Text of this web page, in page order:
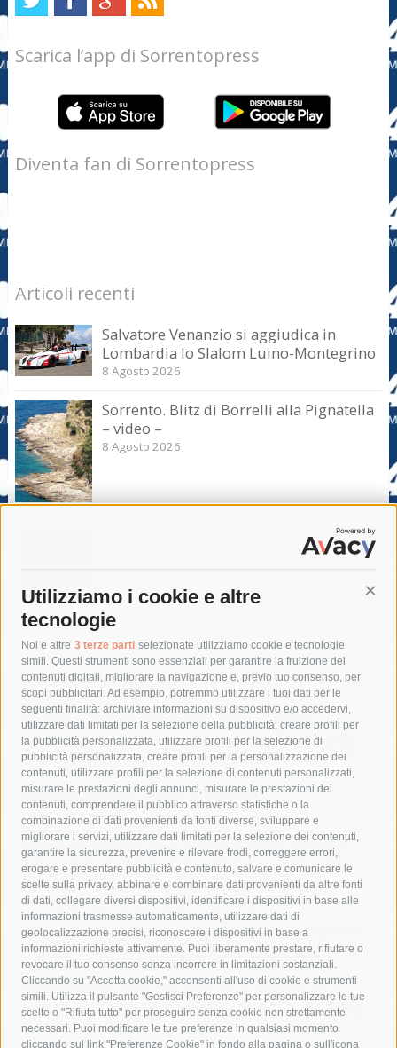
Utilizziamo i cookie e altre
tecnologie
Noi e altre 3 terze parti selezionate utilizziamo cookie e tecnologie
simili. Questi strumenti sono essenziali per garantire la fruizione dei
contenuti digitali, migliorare la navigazione e, previo tuo consenso, per
scopi pubblicitari. Ad esempio, potremmo utilizzare i tuoi dati per le
seguenti finalità: archiviare informazioni su dispositivo e/o accedervi,
utilizzare dati limitati per la selezione della pubblicità, creare profili per
la pubblicità personalizzata, utilizzare profili per la selezione di
pubblicità personalizzata, creare profili per la personalizzazione dei
contenuti, utilizzare profili per la selezione di contenuti personalizzati,
misurare le prestazioni degli annunci, misurare le prestazioni dei
contenuti, comprendere il pubblico attraverso statistiche o la
combinazione di dati provenienti da fonti diverse, sviluppare e
migliorare i servizi, utilizzare dati limitati per la selezione dei contenuti,
garantire la sicurezza, prevenire e rilevare frodi, correggere errori,
erogare e presentare pubblicità e contenuto, salvare e comunicare le
scelte sulla privacy, abbinare e combinare dati provenienti da altre fonti
di dati, collegare diversi dispositivi, identificare i dispositivi in base alle
informazioni trasmesse automaticamente, utilizzare dati di
geolocalizzazione precisi, riconoscere i dispositivi in base a
informazioni richieste attivamente. Puoi liberamente prestare, rifiutare o
revocare il tuo consenso senza incorrere in limitazioni sostanziali.
Cliccando su "Accetta cookie," acconsenti all'uso di cookie e strumenti
simili. Utilizza il pulsante "Gestisci Preferenze" per personalizzare le tue
scelte o "Rifiuta tutto" per proseguire senza cookie non strettamente
necessari. Puoi modificare le tue preferenze in qualsiasi momento
cliccando sul link "Preferenze Cookie" in fondo alla pagina o sull'icona
Scarica l’app di Sorrentopress
Diventa fan di Sorrentopress
Articoli recenti
Salvatore Venanzio si aggiudica in
Lombardia lo Slalom Luino-Montegrino
8 Agosto 2026
Sorrento. Blitz di Borrelli alla Pignatella
– video –
8 Agosto 2026
Sorrento. Le denunce: Bivacchi e rifiuti
8 Agosto 2026
Tag
acqua allerta meteo
anas
area marina protetta di punta campanella
arresto
Asl Napoli 3 sud
capitaneria di porto capri
carabinieri
castellammare di stabia
circumvesuviana
comune di sorrento
concerto
contagi
costiera amalfitana
covid-19 eav
elezioni
fondazione sorrento
gori guardia costiera
incidente
lavori
lorenzo balducelli mare
massa lubrense
massimo coppola
Meta napoli
ordinanza
penisola sorrentina
piano di sorrento
polizia municipale
protezione civile
Regione Campania
sant'agnello
sindaco cuomo
sorrento studenti temporali
treni
turismo
Vico Equense villa fiorentino vincenzo de luca